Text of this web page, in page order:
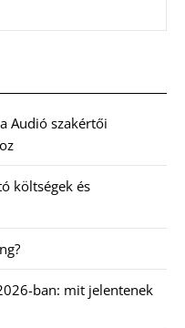
Audió szakértői
költségek és
ban: mit jelentenek